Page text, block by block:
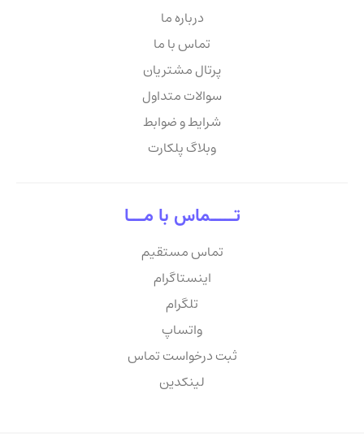
درباره ما
تماس با ما
پرتال مشتریان
سوالات متداول
شرایط و ضوابط
وبلاگ پلکارت
تـــــماس با مـــا
تماس مستقیم
اینستاگرام
تلگرام
واتساپ
ثبت درخواست تماس
لینکدین